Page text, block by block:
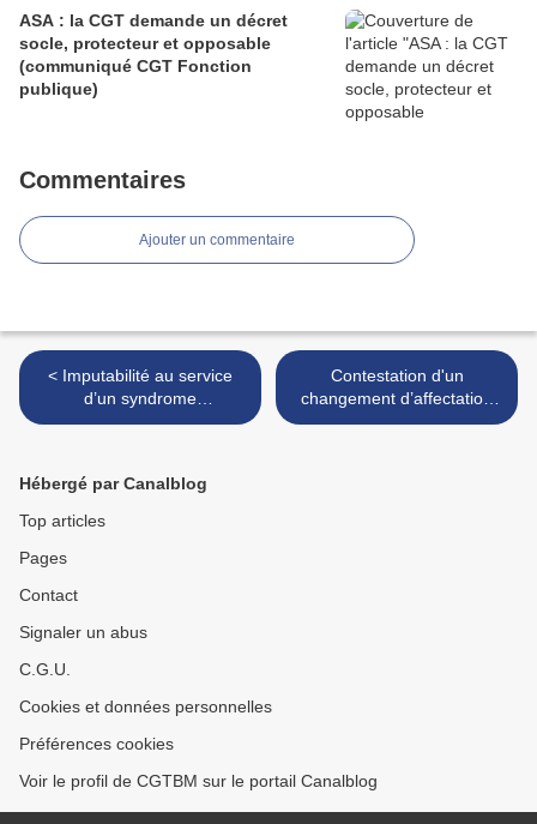
ASA : la CGT demande un décret
socle, protecteur et opposable
(communiqué CGT Fonction
publique)
Commentaires
Ajouter un commentaire
< Imputabilité au service
d’un syndrome
d’épuisement professionnel
Contestation d'un
changement d’affectation
décidé lors du retour d'un
Hébergé par Canalblog
Top articles
Pages
Contact
Signaler un abus
C.G.U.
Cookies et données personnelles
Préférences cookies
Voir le profil de CGTBM sur le portail Canalblog